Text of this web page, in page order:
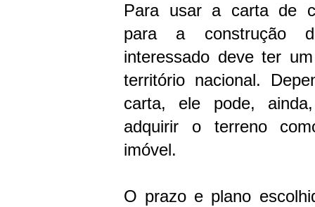
Para usar a carta de
para a construção
interessado deve ter
território nacional.
carta, ele pode,
adquirir o terreno
imóvel.
O prazo e plano